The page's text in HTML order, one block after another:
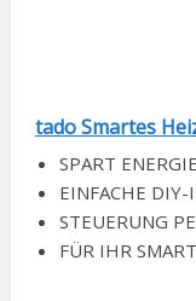
tado Smartes
SPART
EINFACHE
STEUERUNG
FÜR IHR